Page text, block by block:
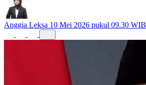
Anggia Leksa 10 Mei 2026 pukul 09.30 WIB